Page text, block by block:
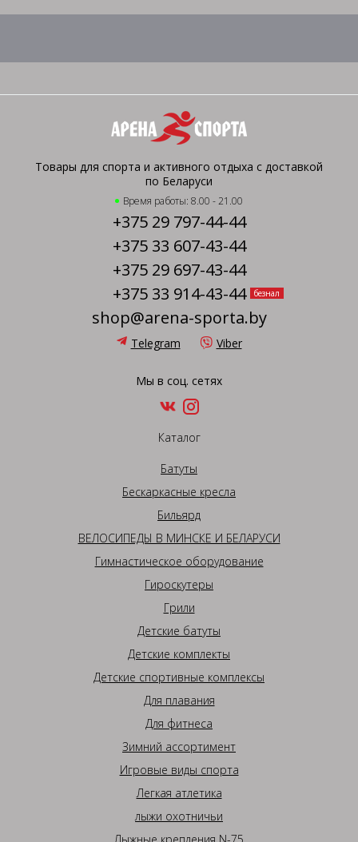
Товары для спорта и активного отдыха с доставкой
по Беларуси
Время работы: 8.00 - 21.00
+375 29 797-44-44
+375 33 607-43-44
+375 29 697-43-44
+375 33 914-43-44
безнал
shop@arena-sporta.by
Telegram Viber
Мы в соц. сетях
Каталог
Батуты
Бескаркасные кресла
Бильярд
ВЕЛОСИПЕДЫ В МИНСКЕ И БЕЛАРУСИ
Гимнастическое оборудование
Гироскутеры
Грили
Детские батуты
Детские комплекты
Детские спортивные комплексы
Для плавания
Для фитнеса
Зимний ассортимент
Игровые виды спорта
Легкая атлетика
лыжи охотничьи